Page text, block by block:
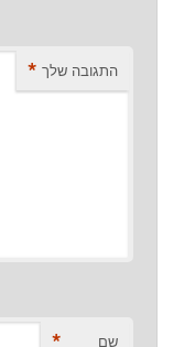
התגובה שלך *
שם